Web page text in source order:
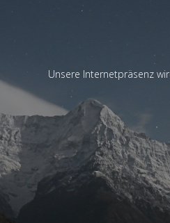
Unsere Internetpräsenz